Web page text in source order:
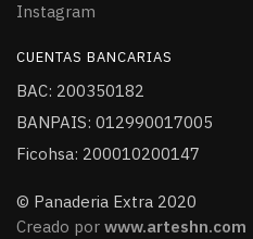
Instagram
CUENTAS BANCARIAS
BAC: 200350182
BANPAIS: 012990017005
Ficohsa: 200010200147
© Panaderia Extra 2020
Creado por www.arteshn.com